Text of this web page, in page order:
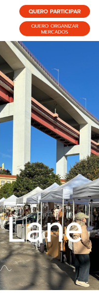
QUERO PARTICIPAR
QUERO ORGANIZAR
MERCADOS